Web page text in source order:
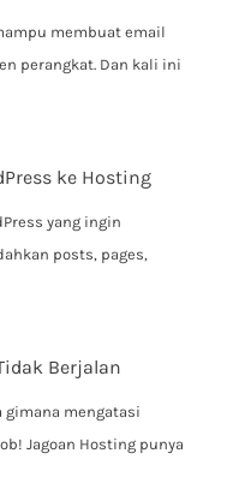
membuat email
perangkat. Dan kali ini
ke Hosting
yang ingin
posts, pages,
Berjalan
gimana mengatasi
Jagoan Hosting punya